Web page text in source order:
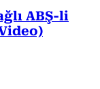
ABŞ-li